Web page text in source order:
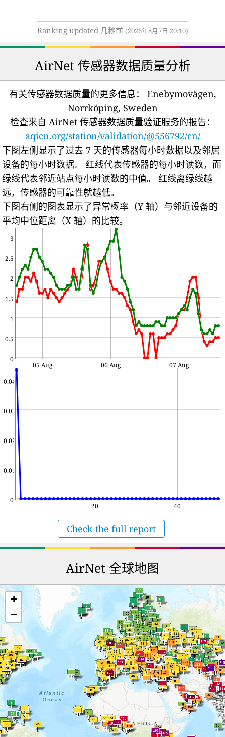
Ranking updated 几秒前 (2026年8月7日 20:10)
AirNet 传感器数据质量分析
有关传感器数据质量的更多信息：
Enebymovägen,
Norrköping, Sweden
检查来自 AirNet 传感器数据质量验证服务的报告：
aqicn.org/station/validation/@556792/cn/
下图左侧显示了过去 7 天的传感器每小时数据以及邻居
设备的每小时数据。
红线代表传感器的每小时读数，而
绿线代表邻近站点每小时读数的中值。
红线离绿线越
远，传感器的可靠性就越低。
下图右侧的图表显示了异常概率（Y 轴）与邻近设备的
平均中位距离（X 轴）的比较。
0
0.5
1
1.5
2
2.5
3
05 Aug 06 Aug 07 Aug
0
0.01
0.02
0.03
0.04
20 40
Check the full report
AirNet 全球地图
+
−